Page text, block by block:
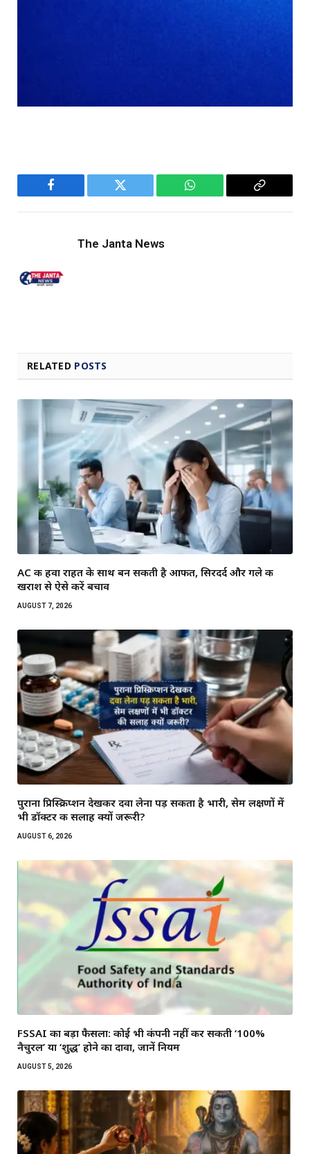
Facebook Twitter WhatsApp
Copy
The Janta News
RELATED POSTS
AC की हवा राहत के साथ बन सकती है आफत, सिरदर्द और गले की
खराश से ऐसे करें बचाव
AUGUST 7, 2026
पुराना प्रिस्क्रिप्शन देखकर दवा लेना पड़ सकता है भारी, सेम लक्षणों में
भी डॉक्टर की सलाह क्यों जरूरी?
AUGUST 6, 2026
FSSAI का बड़ा फैसला: कोई भी कंपनी नहीं कर सकती ‘100%
नैचुरल’ या ‘शुद्ध’ होने का दावा, जानें नियम
AUGUST 5, 2026